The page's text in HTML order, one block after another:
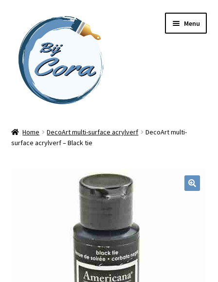
naar
navigatie
inhoud
Menu
Workshops
Blog / DIY / Tutorials
Home DecoArt multi-surface acrylverf
DecoArt multi-
surface acrylverf – Black tie